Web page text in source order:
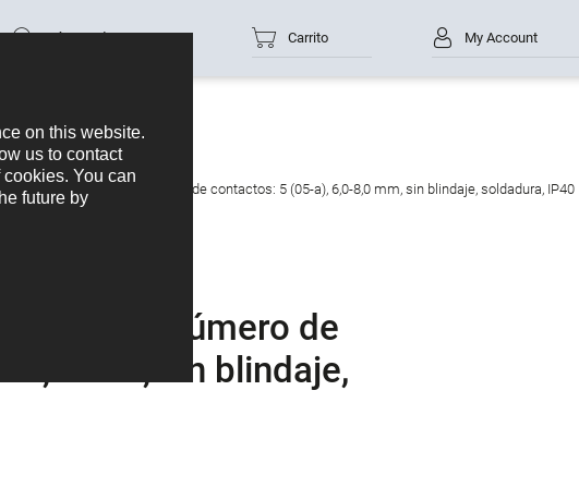
Número de parte Carrito My Account
de cable hembra, Número de contactos: 5 (05-a), 6,0-8,0 mm, sin blindaje, soldadura, IP40
hembra, Número de
8,0 mm, sin blindaje,